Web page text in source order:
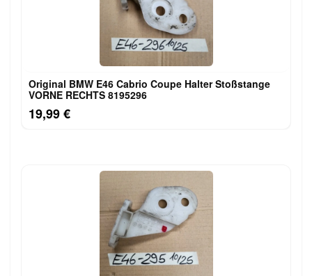
Original BMW E46 Cabrio Coupe Halter Stoßstange
VORNE RECHTS 8195296
19,99 €